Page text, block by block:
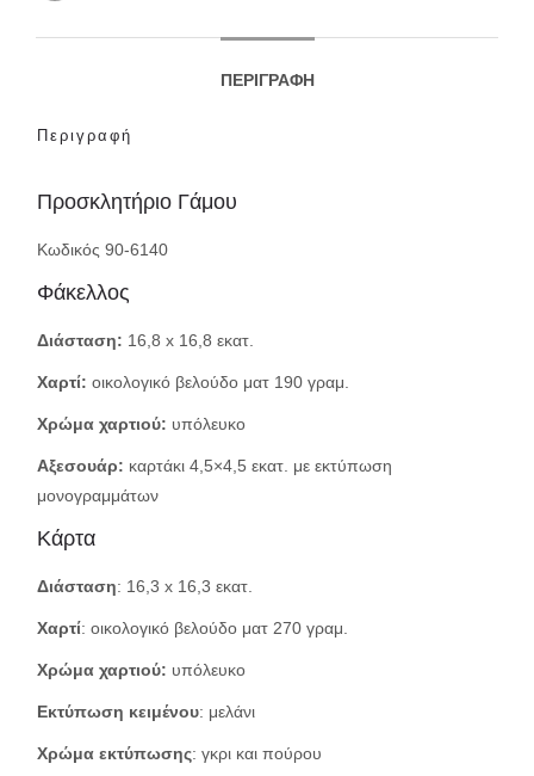
ΠΕΡΙΓΡΑΦΉ
Περιγραφή
Προσκλητήριο Γάμου
Κωδικός 90-6140
Φάκελλος
Διάσταση: 16,8 x 16,8 εκατ.
Χαρτί: οικολογικό βελούδο ματ 190 γραμ.
Χρώμα χαρτιού: υπόλευκο
Αξεσουάρ: καρτάκι 4,5×4,5 εκατ. με εκτύπωση
μονογραμμάτων
Κάρτα
Διάσταση: 16,3 x 16,3 εκατ.
Χαρτί: οικολογικό βελούδο ματ 270 γραμ.
Χρώμα χαρτιού: υπόλευκο
Εκτύπωση κειμένου: μελάνι
Χρώμα εκτύπωσης: γκρι και πούρου